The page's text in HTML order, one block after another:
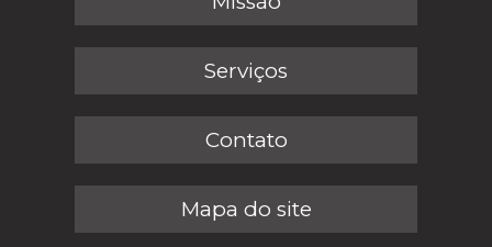
Serviços
Contato
Mapa do site